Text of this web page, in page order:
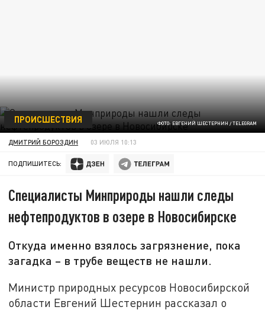
ФОТО: ЕВГЕНИЙ ШЕСТЕРНИН / TELEGRAM
ПРОИСШЕСТВИЯ
ДМИТРИЙ БОРОЗДИН 03 ИЮЛЯ 10:13
ПОДПИШИТЕСЬ:
Специалисты Минприроды нашли следы
нефтепродуктов в озере в Новосибирске
Откуда именно взялось загрязнение, пока
загадка – в трубе веществ не нашли.
Министр природных ресурсов Новосибирской
области Евгений Шестернин рассказал о